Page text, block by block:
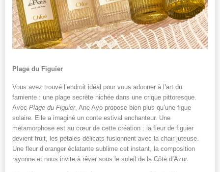
Plage du Figuier
Vous avez trouvé l’endroit idéal pour vous adonner à l’art du
farniente : une plage secrète nichée dans une crique pittoresque.
Avec Plage du Figuier, Ane Ayo propose bien plus qu’une figue
solaire. Elle a imaginé un conte estival enchanteur. Une
métamorphose est au cœur de cette création : la fleur de figuier
devient fruit, les pétales délicats fusionnent avec la chair juteuse.
Une fleur d’oranger éclatante sublime cet instant, la composition
rayonne et nous invite à rêver sous le soleil de la Côte d’Azur.